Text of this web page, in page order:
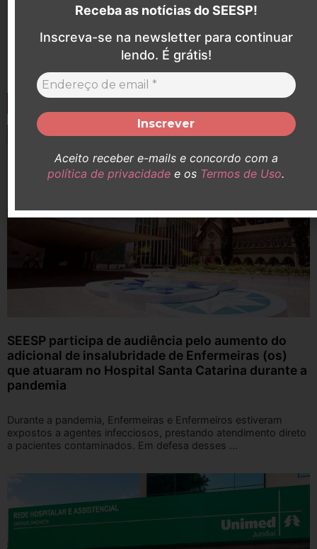
Tribunal determina que Lei Maria da Penha seja aplicada em caso de transexual CCJ da Câmara aprova projeto que proíbe venda de meios abortivos
Últimas notícias
SEESP participa de audiência pelo aumento do
adicional de insalubridade de Enfermeiras (os)
que atuaram no Hospital Santa Catarina durante a
pandemia
Durante a pandemia, Enfermeiras e Enfermeiros estiveram
expostos a agentes infecciosos, prestando atendimento direto
a pacientes contaminados. Em defesa desses ...
Receba as notícias do SEESP!
Inscreva-se na newsletter para continuar
lendo. É grátis!
Aceito receber e-mails e concordo com a
política de privacidade e os Termos de Uso.